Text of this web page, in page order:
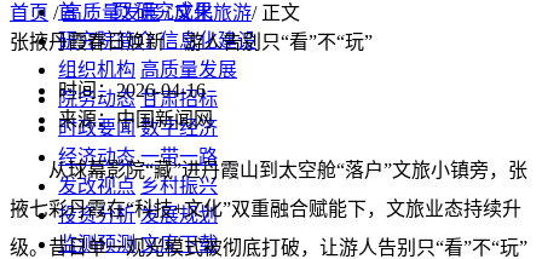
首 页 研究成果
研究院简介 信息化建设
组织机构 高质量发展
院务动态 甘肃招标
时政要闻 数字经济
经济动态 一带一路
发改视点 乡村振兴
投资分析 发展规划
监测预测 文库下载
首页 /高质量发展/文化旅游/ 正文
张掖丹霞春日焕新 游人告别只“看”不“玩”
时间：2026-04-16
来源：中国新闻网
从球幕影院“藏”进丹霞山到太空舱“落户”文旅小镇旁，张
掖七彩丹霞在“科技+文化”双重融合赋能下，文旅业态持续升
级。昔日单一观光模式被彻底打破，让游人告别只“看”不“玩”